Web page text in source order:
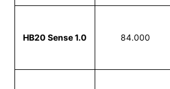
HB20 Sense 1.0 84.000